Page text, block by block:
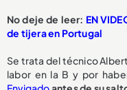
No deje de leer: EN
de tijera en Portugal
Se trata del técnico
labor en la B y por